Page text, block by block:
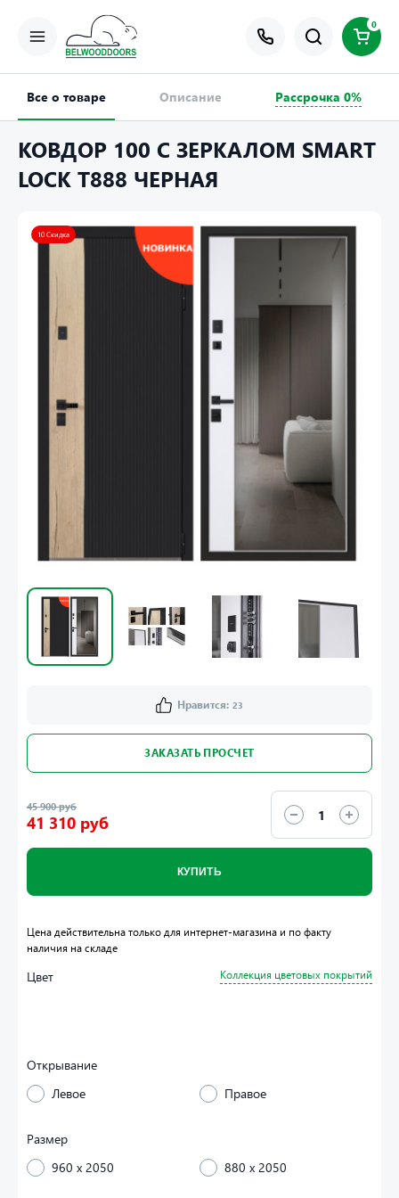
0
Все о товаре Описание Рассрочка 0%
КОВДОР 100 С ЗЕРКАЛОМ SMART
LOCK T888 ЧЕРНАЯ
Нравится: 23
ЗАКАЗАТЬ ПРОСЧЕТ
45 900 руб
41 310 руб
КУПИТЬ
10 Скидка
Цвет Коллекция цветовых покрытий
Открывание
Левое
Правое
Размер
960 x 2050
880 x 2050
Цена действительна только для интернет-магазина и по факту
наличия на складе